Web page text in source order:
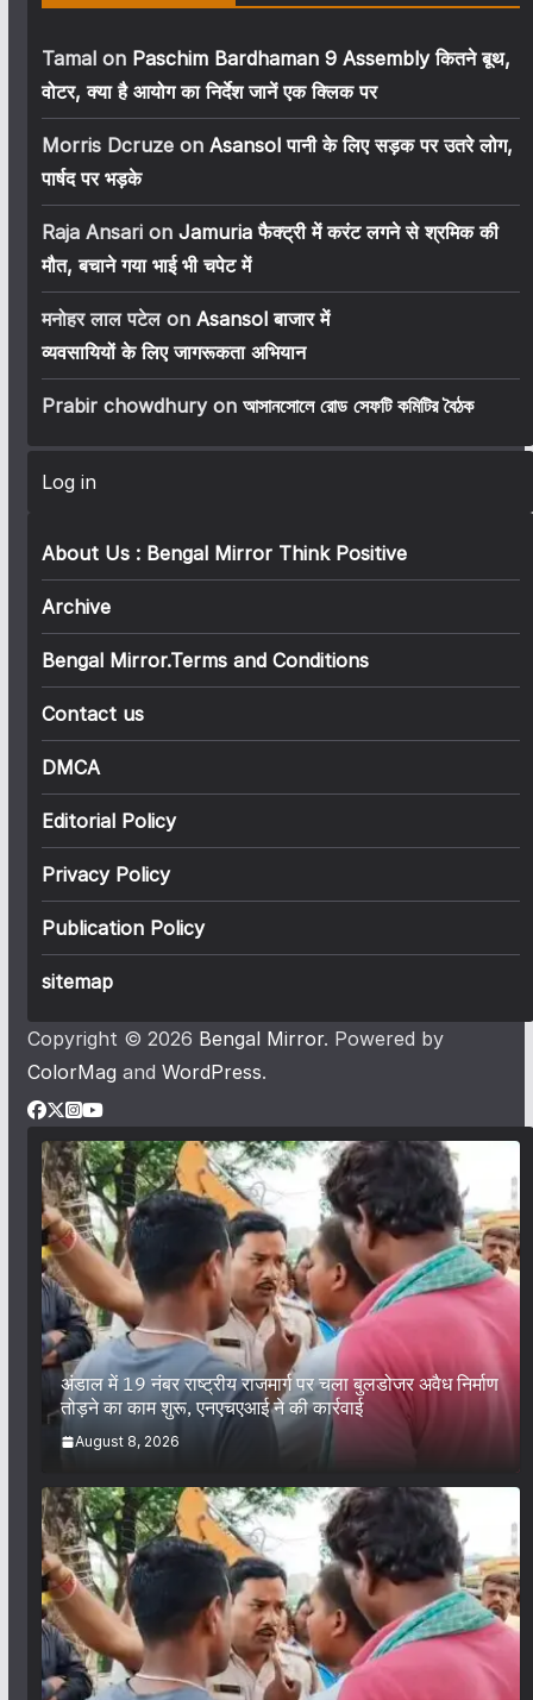
Tamalon Paschim Bardhaman 9 Assembly कितने बूथ,
वोटर, क्या है आयोग का निर्देश जानें एक क्लिक पर
Morris Dcruzeon Asansol पानी के लिए सड़क पर उतरे लोग,
पार्षद पर भड़के
Raja Ansarion Jamuria फैक्ट्री में करंट लगने से श्रमिक की
मौत, बचाने गया भाई भी चपेट में
मनोहर लाल पटेलon Asansol बाजार में
व्यवसायियों के लिए जागरूकता अभियान
Prabir chowdhuryon আসানসোলে রোড সেফটি কমিটির বৈঠক
Log in
About Us : Bengal Mirror Think Positive
Archive
Bengal Mirror.Terms and Conditions
Contact us
DMCA
Editorial Policy
Privacy Policy
Publication Policy
sitemap
Copyright © 2026 Bengal Mirror. Powered by
ColorMag and WordPress.
अंडाल में 19 नंबर राष्ट्रीय राजमार्ग पर चला बुलडोजर अवैध निर्माण
तोड़ने का काम शुरू, एनएचएआई ने की कार्रवाई
August 8, 2026